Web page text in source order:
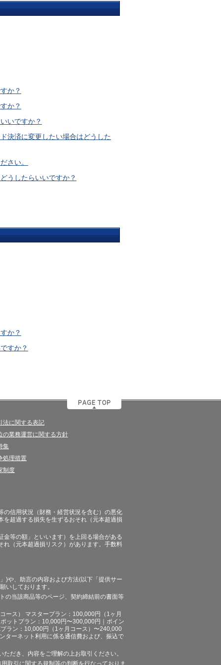
か？
か？
いですか？
決済に変更したい場合はどうした
さい。
うしたらいいですか？
か？
すか？
法に関する表記
の業務運営に関する方針
集
処理措置
制度
の信用状況（財務・経営状況を含む）の悪化
超過する損失を生ずるおそれ（元本超過損
等の額」といいます）を上回る場合がある
れ（元本超過損リスク）があります。手数料
)や、助言の内容および方法(以下「提供サー
いしております。
の当該商品等のページ、契約締結前の書面等
ース） マスタープラン：100,000円（1ヶ月
ットプラン：10,000円〜300,000円｜ポイン
ラン：10,000円（1ヶ月コース）〜240,000
ターネット利用に係る通信費および、振込で
だき、内容をご理解の上お取引ください。
取引に関する規制等の判断を行なっておりま